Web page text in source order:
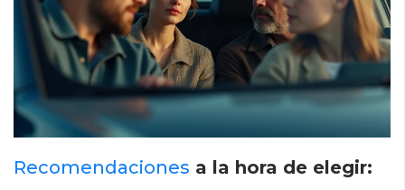
Recomendaciones a la hora de elegir: